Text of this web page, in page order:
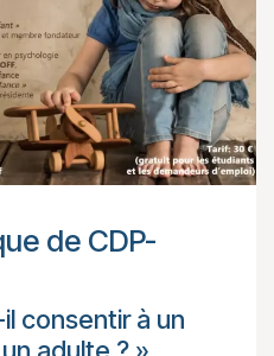
de CDP-
consentir à un